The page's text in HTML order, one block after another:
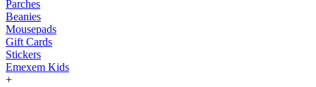
Parches
Beanies
Mousepads
Gift Cards
Stickers
Emexem Kids
+